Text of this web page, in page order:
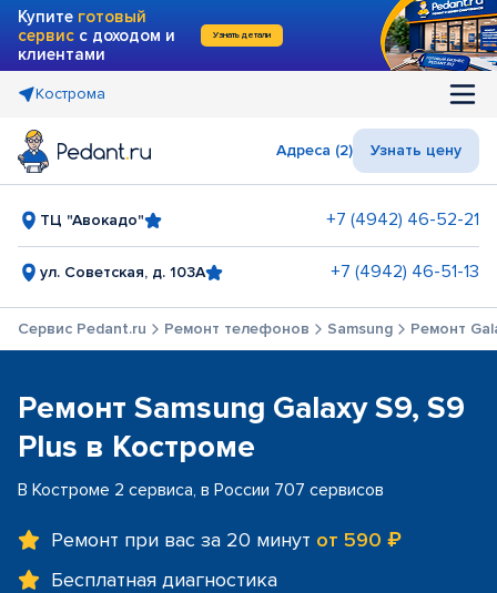
Купите готовый
сервис с доходом и
клиентами
Узнать детали
Кострома
Адреса (2) Узнать цену
ТЦ "Авокадо" +7 (4942) 46-52-21
ул. Советская, д. 103А +7 (4942) 46-51-13
Сервис Pedant.ru Ремонт телефонов Samsung Ремонт
Ремонт Samsung Galaxy S9, S9
Plus в Костроме
В Костроме 2 сервиса, в России 707 сервисов
Ремонт при вас за 20 минут от 590 ₽
Бесплатная диагностика